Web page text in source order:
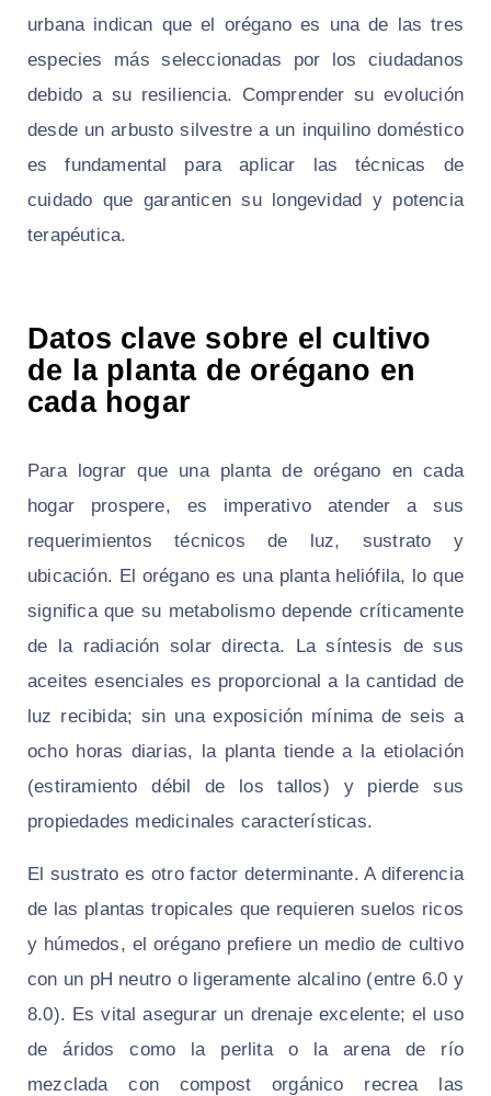
urbana indican que el orégano es una de las tres
especies más seleccionadas por los ciudadanos
debido a su resiliencia. Comprender su evolución
desde un arbusto silvestre a un inquilino doméstico
es fundamental para aplicar las técnicas de
cuidado que garanticen su longevidad y potencia
terapéutica.
Datos clave sobre el cultivo
de la planta de orégano en
cada hogar
Para lograr que una planta de orégano en cada
hogar prospere, es imperativo atender a sus
requerimientos técnicos de luz, sustrato y
ubicación. El orégano es una planta heliófila, lo que
significa que su metabolismo depende críticamente
de la radiación solar directa. La síntesis de sus
aceites esenciales es proporcional a la cantidad de
luz recibida; sin una exposición mínima de seis a
ocho horas diarias, la planta tiende a la etiolación
(estiramiento débil de los tallos) y pierde sus
propiedades medicinales características.
El sustrato es otro factor determinante. A diferencia
de las plantas tropicales que requieren suelos ricos
y húmedos, el orégano prefiere un medio de cultivo
con un pH neutro o ligeramente alcalino (entre 6.0 y
8.0). Es vital asegurar un drenaje excelente; el uso
de áridos como la perlita o la arena de río
mezclada con compost orgánico recrea las